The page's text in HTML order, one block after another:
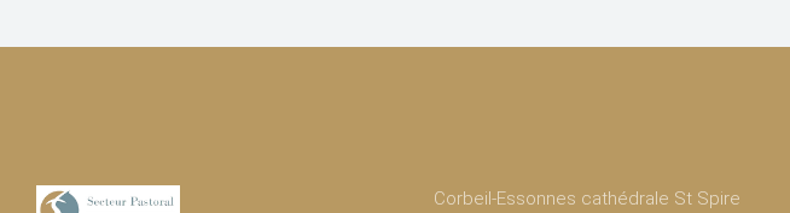
Corbeil-Essonnes cathédrale St Spire